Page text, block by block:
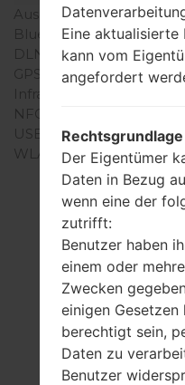
Ausgabe für Audio
Bluetooth
DLNA
GPS
Infrarotanschluss
NFC
USB
WLAN
Eine aktualisierte
kann vom
angefordert
Der Eigentümer
Daten in Bezug
wenn eine der
zutrifft:
Benutzer haben
einem oder
Zwecken
einigen
berechtigt sein,
Daten zu
Benutzer